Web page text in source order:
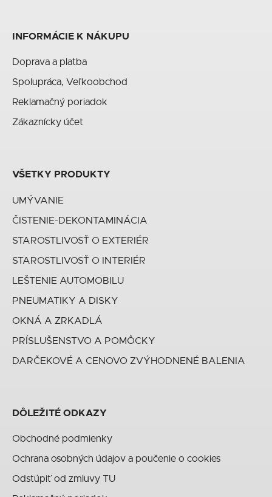
INFORMÁCIE K NÁKUPU
Doprava a platba
Spolupráca, Veľkoobchod
Reklamačný poriadok
Zákaznícky účet
VŠETKY PRODUKTY
UMÝVANIE
ČISTENIE-DEKONTAMINÁCIA
STAROSTLIVOSŤ O EXTERIÉR
STAROSTLIVOSŤ O INTERIÉR
LEŠTENIE AUTOMOBILU
PNEUMATIKY A DISKY
OKNÁ A ZRKADLÁ
PRÍSLUŠENSTVO A POMÔCKY
DARČEKOVÉ A CENOVO ZVÝHODNENÉ BALENIA
DÔLEŽITÉ ODKAZY
Obchodné podmienky
Ochrana osobných údajov a poučenie o cookies
Odstúpiť od zmluvy TU